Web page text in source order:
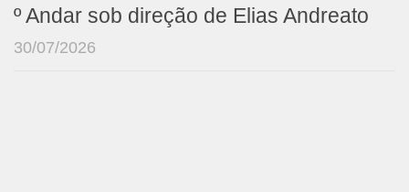
º Andar sob direção de Elias Andreato
30/07/2026